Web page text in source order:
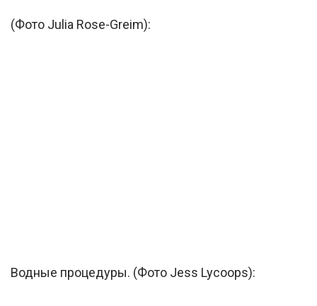
(Фото Julia Rose-Greim):
Водные процедуры. (Фото Jess Lycoops):